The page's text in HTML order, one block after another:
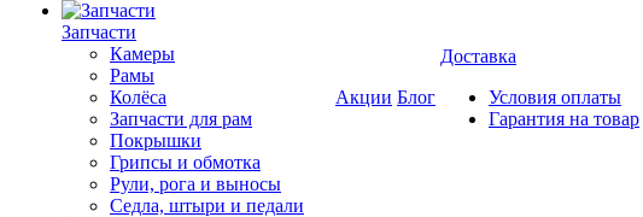
Запчасти
Камеры
Рамы
Колёса
Запчасти для рам
Покрышки
Грипсы и обмотка
Рули, рога и выносы
Седла, штыри и педали
Акции Блог
Доставка
Условия оплаты
Гарантия на товар